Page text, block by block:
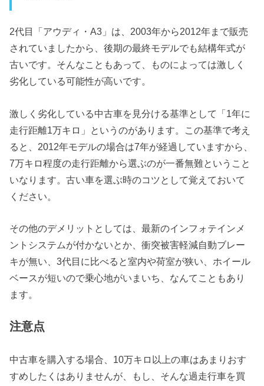
2代目「アウディ・A3」は、2003年から2012年まで販売
されていましたから、後期の最終モデルでも結構年式が
古いです。そんなこともあって、ものによっては激しく
劣化している可能性が高いです。
激しく劣化している中古車を見分ける基準として「1年に
走行距離1万キロ」というのがあります。この基準で考え
ると、2012年モデルの場合は7年が経過していますから、
7万キロ程度の走行距離から選ぶのが一番無難ということ
いなります。古い車を選ぶ時のコツとして覚えておいて
ください。
その他のデメリットとしては、最新のインフォテインメ
ントシステムが付かないとか、衝突被害軽減自動ブレー
キが無い、3代目に比べると室内や荷室が狭い、ホイール
ベースが短いので乗心地がいまいち、なんてこともあり
ます。
注意点
中古車を購入する場合、10万キロ以上の車はあまりおす
すめしたくはありませんが、もし、そんな過走行車を買